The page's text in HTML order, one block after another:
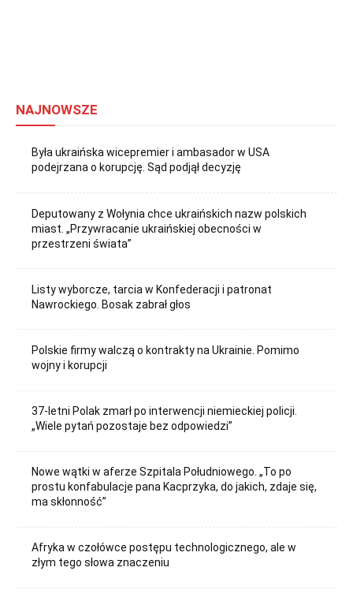
NAJNOWSZE
Była ukraińska wicepremier i ambasador w USA
podejrzana o korupcję. Sąd podjął decyzję
Deputowany z Wołynia chce ukraińskich nazw polskich
miast. „Przywracanie ukraińskiej obecności w
przestrzeni świata”
Listy wyborcze, tarcia w Konfederacji i patronat
Nawrockiego. Bosak zabrał głos
Polskie firmy walczą o kontrakty na Ukrainie. Pomimo
wojny i korupcji
37-letni Polak zmarł po interwencji niemieckiej policji.
„Wiele pytań pozostaje bez odpowiedzi”
Nowe wątki w aferze Szpitala Południowego. „To po
prostu konfabulacje pana Kacprzyka, do jakich, zdaje się,
ma skłonność”
Afryka w czołówce postępu technologicznego, ale w
złym tego słowa znaczeniu